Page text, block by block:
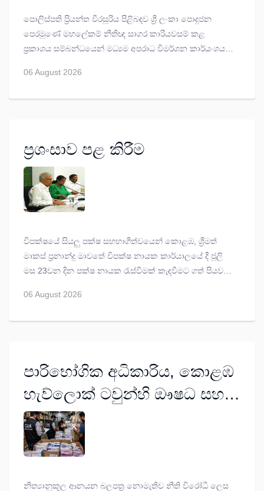
පොලිස්පති ප්‍රියන්ත වීරසූරිය පිළිබඳව ශ්‍රී ලංකා පොදුජන
පෙරමුණේ මහලේකම් නීතිඥ සාගර කාරියවසම් කළ
ප්‍රකාශය සම්බන්ධයෙන් මධ්‍යම අපරාධ විමර්ශන කාර්යංශය
කඩුවෙල මහේස්ත්‍රාත් අධිකරණයට කරුණු වාර්තා කර ඇත.
06 August 2026
ප්‍රශංසාව පළ කිරීම
විපක්ෂයේ සියලු පක්ෂ සහභාගීත්වයෙන් කොළඹ, ශ්‍රීමත්
මාකස් ප්‍රනාන්දු මාවතේ විපක්ෂ නායක කාර්යාලයේ දී ජූලි
මස 23වන දින පක්ෂ නායක රැස්වීමක් කැඳවීමට ගත් පියවර
නායක සජිත් ප්‍රේමදාසට එක්සත් ජාතික පක්ෂ කෘත්‍යාධිකාරී
06 August 2026
පාරිභෝගික අධිකාරිය, කොළඹ
හැව්ලොක් ටවුන්හි ඖෂධ සහ
වෛද්‍ය උපකරණ ගබඩාවක්
වටලයි
නීත්‍යානුකූල ආනයන බලපත්‍ර නොමැතිව නීති විරෝධී ලෙස